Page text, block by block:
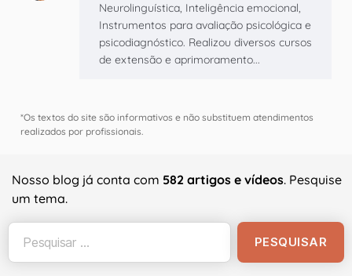
Neurolinguística, Inteligência emocional,
Instrumentos para avaliação psicológica e
psicodiagnóstico. Realizou diversos cursos
de extensão e aprimoramento...
*Os textos do site são informativos e não substituem atendimentos
realizados por profissionais.
Nosso blog já conta com 582 artigos e vídeos. Pesquise
um tema.